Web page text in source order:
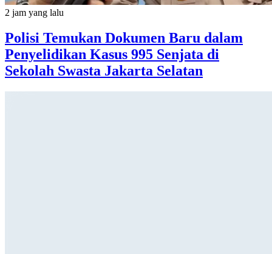
2 jam yang lalu
Polisi Temukan Dokumen Baru dalam
Penyelidikan Kasus 995 Senjata di
Sekolah Swasta Jakarta Selatan